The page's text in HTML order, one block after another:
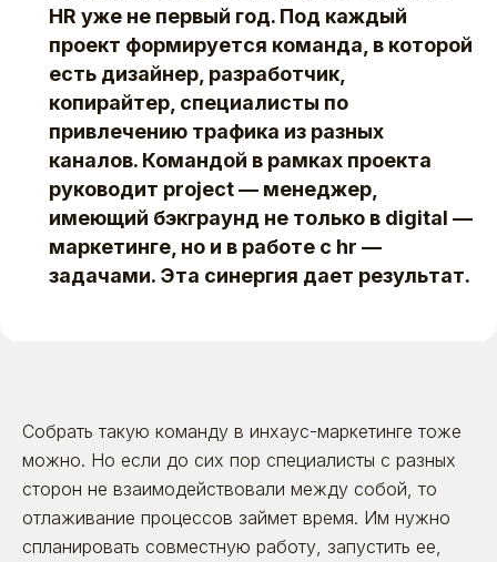
HR уже не первый год. Под каждый
проект формируется команда, в которой
есть дизайнер, разработчик,
копирайтер, специалисты по
привлечению трафика из разных
каналов. Командой в рамках проекта
руководит project — менеджер,
имеющий бэкграунд не только в digital —
маркетинге, но и в работе с hr —
задачами. Эта синергия дает результат.
Собрать такую команду в инхаус-маркетинге тоже
можно. Но если до сих пор специалисты с разных
сторон не взаимодействовали между собой, то
отлаживание процессов займет время. Им нужно
спланировать совместную работу, запустить ее,